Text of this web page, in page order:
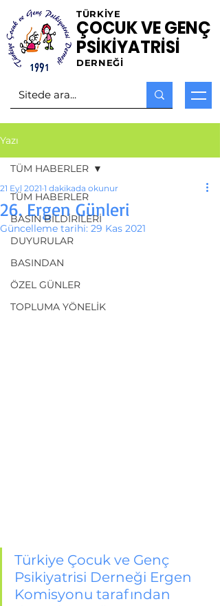
ÇOCUK VE GENÇ
PSİKİYATRİSİ
TÜRKİYE
DERNEĞİ
Yazı
TÜM HABERLER
BASIN BİLDİRİLERİ
DUYURULAR
BASINDAN
ÖZEL GÜNLER
TOPLUMA YÖNELİK
TÜM HABERLER
26. Ergen Günleri
21 Eyl 2021 1 dakikada okunur
Güncelleme tarihi: 29 Kas 2021
Türkiye Çocuk ve Genç
Psikiyatrisi Derneği Ergen
Komisyonu tarafından